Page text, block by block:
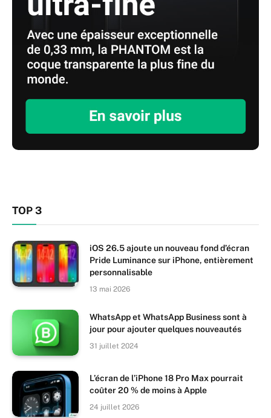
TOP 3
iOS 26.5 ajoute un nouveau fond d’écran
Pride Luminance sur iPhone, entièrement
personnalisable
13 mai 2026
WhatsApp et WhatsApp Business sont à
jour pour ajouter quelques nouveautés
31 juillet 2024
L’écran de l’iPhone 18 Pro Max pourrait
coûter 20 % de moins à Apple
24 juillet 2026